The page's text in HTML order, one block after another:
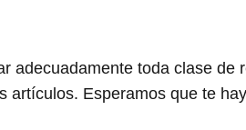
adecuadamente toda clase de
Esperamos que te